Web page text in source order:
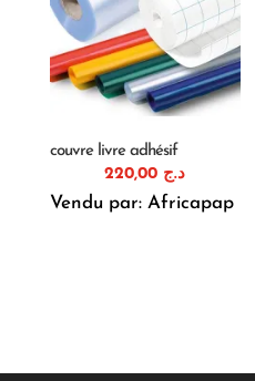
couvre livre adhésif
د.ج
Vendu par: Africapap